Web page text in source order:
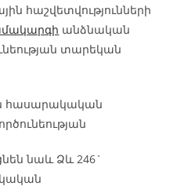
հաշվետվությունների
անձնական
տարեկան
հասարակական
նաև Ձև 246`